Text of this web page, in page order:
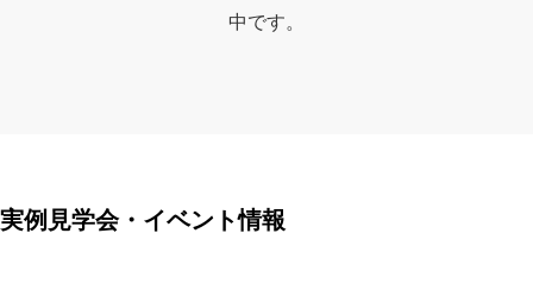
中です。
実例見学会・イベント情報